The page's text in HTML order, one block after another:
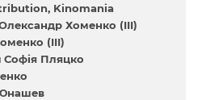
Kinomania
Хоменко (III)
(III)
Софія Пляцко